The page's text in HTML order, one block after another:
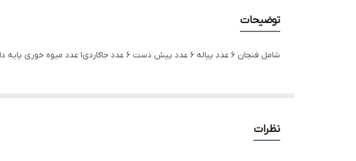
توضیحات
شامل فنجان 6 عدد پیاله 6 عدد پیش دست 6 عدد جاکاردی1 عدد میوه خوری پایه دار شیرینی خوری پایه دار کاسه آجیل پایه دار
نظرات